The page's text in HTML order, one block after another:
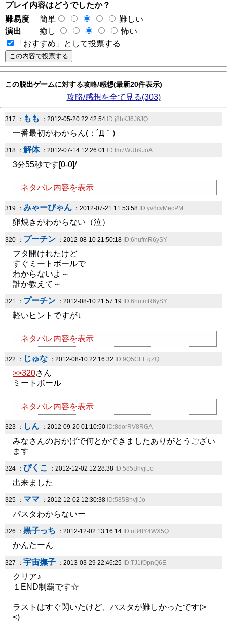
プレイ内容はどうでしたか？
難易度
簡単
難しい
演出
癒し
怖い
「おすすめ」として投票する
この脱出ゲームに対する攻略/感想(最新20件表示)
攻略/感想を全て見る(303)
317 ： もも ：2012-05-20 22:42:54 ID:j8hKJ6J6JQ
一番最初がわからん(；´Д｀)
318 ： 解体：2012-07-14 12:26:01 ID:fm7WUb9JoA
3分55秒です[0-0]/
ネタバレ内容を表示
319 ： みゃーぴゃん ：2012-07-21 11:53:58 ID:yv8cvMecPM
卵焼きがわからない（泣）
320 ： プーチン ：2012-08-10 21:50:18 ID:6hufmR6ySY
フタ開けれたけど
すぐミートボールで
わからないよ～
誰か教えて～
321 ： プーチン ：2012-08-10 21:57:19 ID:6hufmR6ySY
軽いヒントですが↓
ネタバレ内容を表示
322 ： じゅな ：2012-08-10 22:16:32 ID:9Q5CEF.gZQ
>>320さん
ミートボール
ネタバレ内容を表示
323 ： しん ：2012-09-20 01:10:50 ID:8dorRV8RGA
みなさんのおかげで何とかできましたありがとうござい
ます
324 ： ぴくこ ：2012-12-02 12:28:38 ID:585BhvjlJo
出来ました
325 ： ママ ：2012-12-02 12:30:38 ID:585BhvjlJo
パスタわからないー
326 ： 黒子っち ：2012-12-02 13:16:14 ID:uB4IY4WX5Q
かんたーん
327 ： 宇宙撫子 ：2013-03-29 22:46:25 ID:TJ1fOpnQ6E
クリア♪
１END制覇です☆
ラストはすぐ閃いたけど、パスタが難しかったです(>_
<)